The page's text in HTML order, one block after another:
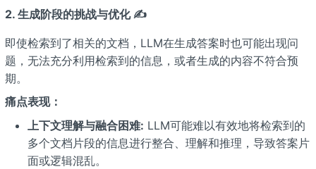
2. 生成阶段的挑战与优化 ✍️
即使检索到了相关的文档，LLM在生成答案时也可能出现问
题，无法充分利用检索到的信息，或者生成的内容不符合预
期。
痛点表现：
上下文理解与融合困难: LLM可能难以有效地将检索到的
多个文档片段的信息进行整合、理解和推理，导致答案片
面或逻辑混乱。